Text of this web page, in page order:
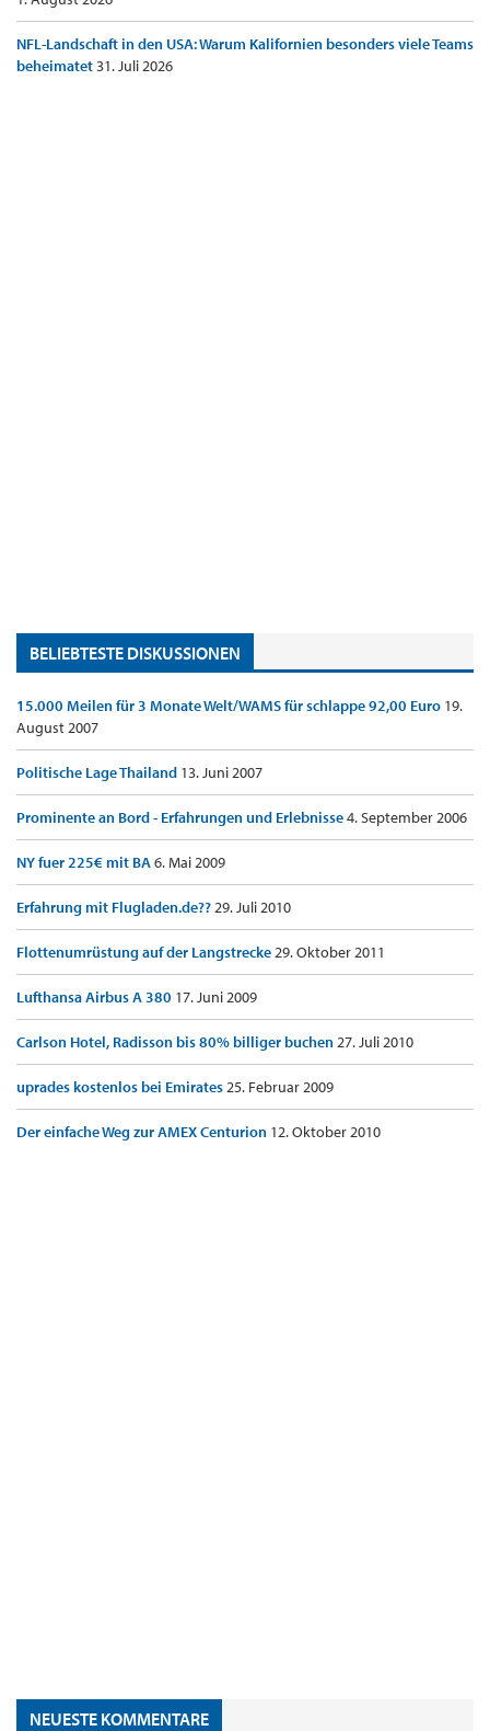
NFL-Landschaft in den USA: Warum Kalifornien besonders viele Teams
beheimatet31. Juli 2026
BELIEBTESTE DISKUSSIONEN
15.000 Meilen für 3 Monate Welt/WAMS für schlappe 92,00 Euro 19.
August 2007
Politische Lage Thailand 13. Juni 2007
Prominente an Bord - Erfahrungen und Erlebnisse4. September 2006
NY fuer 225€ mit BA6. Mai 2009
Erfahrung mit Flugladen.de??29. Juli 2010
Flottenumrüstung auf der Langstrecke29. Oktober 2011
Lufthansa Airbus A 380 17. Juni 2009
Carlson Hotel, Radisson bis 80% billiger buchen27. Juli 2010
uprades kostenlos bei Emirates25. Februar 2009
Der einfache Weg zur AMEX Centurion 12. Oktober 2010
NEUESTE KOMMENTARE